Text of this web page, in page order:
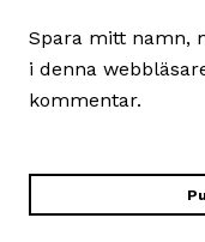
Spara mitt namn,
i denna
kommentar.